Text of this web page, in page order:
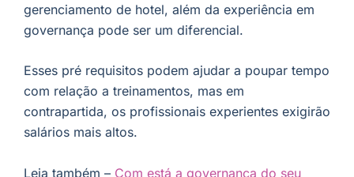
gerenciamento de hotel, além da experiência em
governança pode ser um diferencial.
Esses pré requisitos podem ajudar a poupar tempo
com relação a treinamentos, mas em
contrapartida, os profissionais experientes exigirão
salários mais altos.
Leia também – Com está a governança do seu